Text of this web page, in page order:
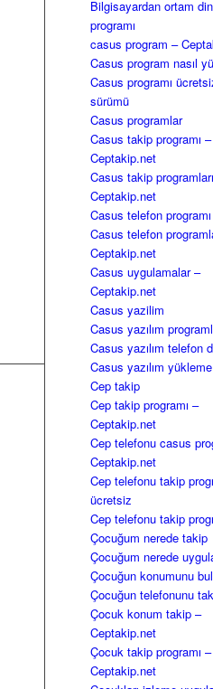
Bilgisayardan ortam
programı
casus program –
Casus program nasıl
Casus programı
sürümü
Casus programlar
Casus takip programı –
Ceptakip.net
Casus takip
Ceptakip.net
Casus telefon programı
Casus telefon
Ceptakip.net
Casus uygulamalar –
Ceptakip.net
Casus yazilim
Casus yazılım
Casus yazılım telefon
Casus yazılım yükleme
Cep takip
Cep takip programı –
Ceptakip.net
Cep telefonu casus
Ceptakip.net
Cep telefonu takip
ücretsiz
Cep telefonu takip
Çocuğum nerede takip
Çocuğum nerede
Çocuğun konumunu
Çocuğun telefonunu
Çocuk konum takip –
Ceptakip.net
Çocuk takip programı –
Ceptakip.net